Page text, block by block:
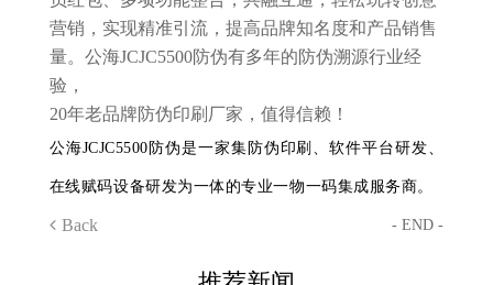
营销，实现精准引流，提高品牌知名度和产品销售
量。公海JCJC5500防伪有多年的防伪溯源行业经
验，
20年老品牌防伪印刷厂家，值得信赖！
公海JCJC5500防伪是一家集防伪印刷、软件平台研发、
在线赋码设备研发为一体的专业一物一码集成服务商。
Back - END -